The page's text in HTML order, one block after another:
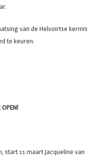
van de Helvoirtse kermis
te keuren.
OPEN!
start 11 maart Jacqueline van